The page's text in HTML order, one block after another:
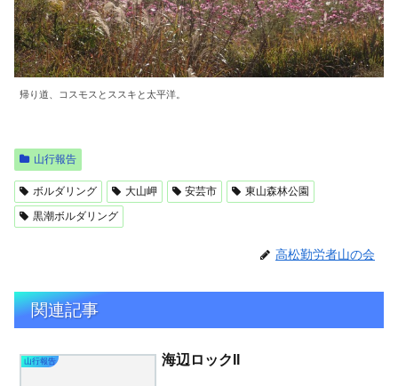
帰り道、コスモスとススキと太平洋。
山行報告
ボルダリング 大山岬 安芸市
東山森林公園
黒潮ボルダリング
高松勤労者山の会
関連記事
山行報告 海辺ロックII